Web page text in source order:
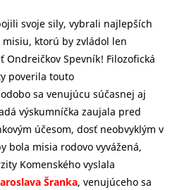
svoje sily, vybrali najlepších
ktorú by zvládol len
Spevník! Filozofická
poverila touto
sa venujúcu súčasnej aj
výskumníčka zaujala pred
účesom, dosť neobvyklým v
bola misia rodovo vyvážená,
Komenského vyslala
Šranka, venujúceho sa